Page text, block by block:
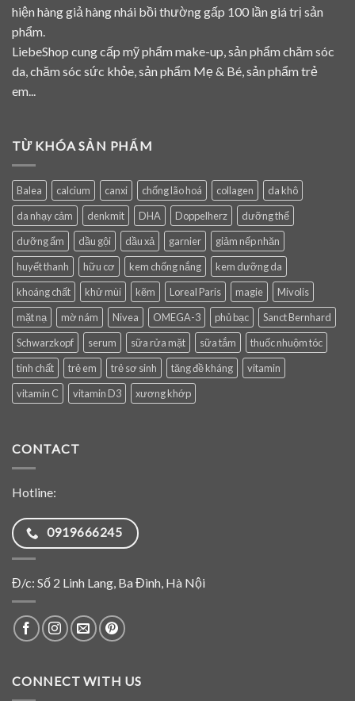
hiện hàng giả hàng nhái bồi thường gấp 100 lần giá trị sản
phẩm.
LiebeShop cung cấp mỹ phẩm make-up, sản phẩm chăm sóc
da, chăm sóc sức khỏe, sản phẩm Mẹ & Bé, sản phẩm trẻ
em...
TỪ KHÓA SẢN PHẨM
Balea calcium canxi chống lão hoá collagen
da khô
da nhạy cảm
denkmit DHA Doppelherz
dưỡng thể
dưỡng ẩm
dầu gội dầu xả garnier
giảm nếp nhăn
huyết thanh
hữu cơ kem chống nắng
kem dưỡng da
khoáng chất
khử mùi kẽm Loreal Paris magie
Mivolis
mặt nạ
mờ nám Nivea OMEGA-3 phủ bạc
Sanct Bernhard
Schwarzkopf
serum sữa rửa mặt sữa tắm
thuốc nhuộm tóc
tinh chất
trẻ em trẻ sơ sinh tăng đề kháng
vitamin
vitamin C
vitamin D3 xương khớp
CONTACT
Hotline:
0919666245
Đ/c: Số 2 Linh Lang, Ba Đình, Hà Nội
CONNECT WITH US